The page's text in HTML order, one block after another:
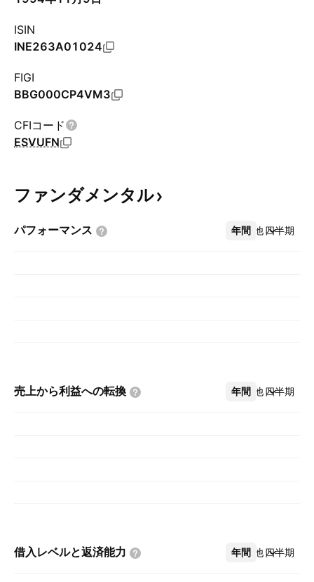
ISIN
INE263A01024
FIGI
BBG000CP4VM3
CFIコード
ESVUFN
ファンダメンタル
パフォーマンス 年間 四半期
その他
売上から利益への転換 年間 四半期
その他
借入レベルと返済能力 年間 四半期
その他